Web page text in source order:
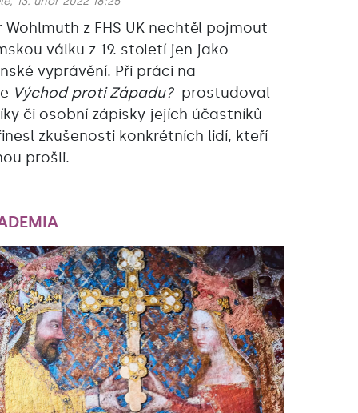
Wohlmuth z FHS UK nechtěl pojmout
válku z 19. století jen jako
vyprávění. Při práci na
Východ proti Západu?prostudoval
či osobní zápisky jejích účastníků
zkušenosti konkrétních lidí, kteří
prošli.